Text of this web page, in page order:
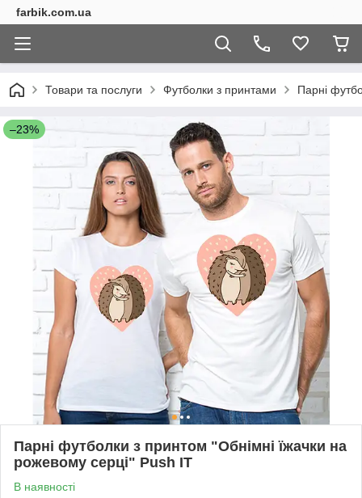
farbik.com.ua
Товари та послуги Футболки з принтами Парні
–23%
Парні футболки з принтом "Обнімні їжачки на
рожевому серці" Push IT
В наявності